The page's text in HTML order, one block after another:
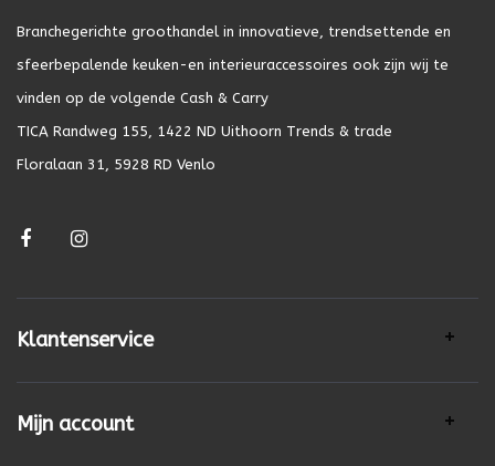
Branchegerichte groothandel in innovatieve, trendsettende en
sfeerbepalende keuken-en interieuraccessoires ook zijn wij te
vinden op de volgende Cash & Carry
TICA Randweg 155, 1422 ND Uithoorn Trends & trade
Floralaan 31, 5928 RD Venlo
Klantenservice
Mijn account